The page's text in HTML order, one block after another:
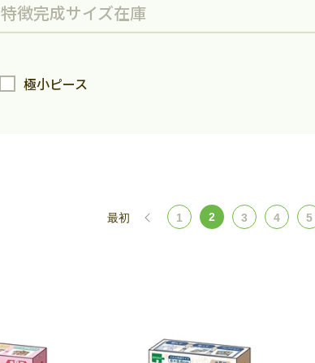
特徴完成サイズ在庫
極小ピース
最初 1 2 3 4 5